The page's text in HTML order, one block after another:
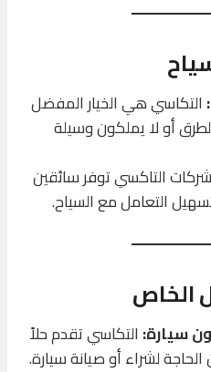
التكاسي هي الخيار المفضل
أو لا يملكون وسيلة
التاكسي توفر سائقين
التعامل مع السياح.
الخاص
سيارة: التكاسي تقدم حلاً
الحاجة لشراء أو صيانة سيارة.